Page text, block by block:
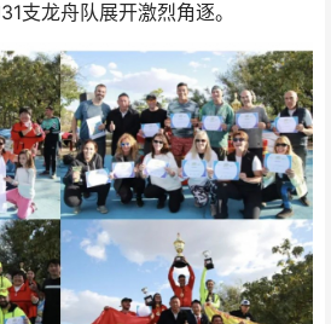
支龙舟队展开激烈角逐。